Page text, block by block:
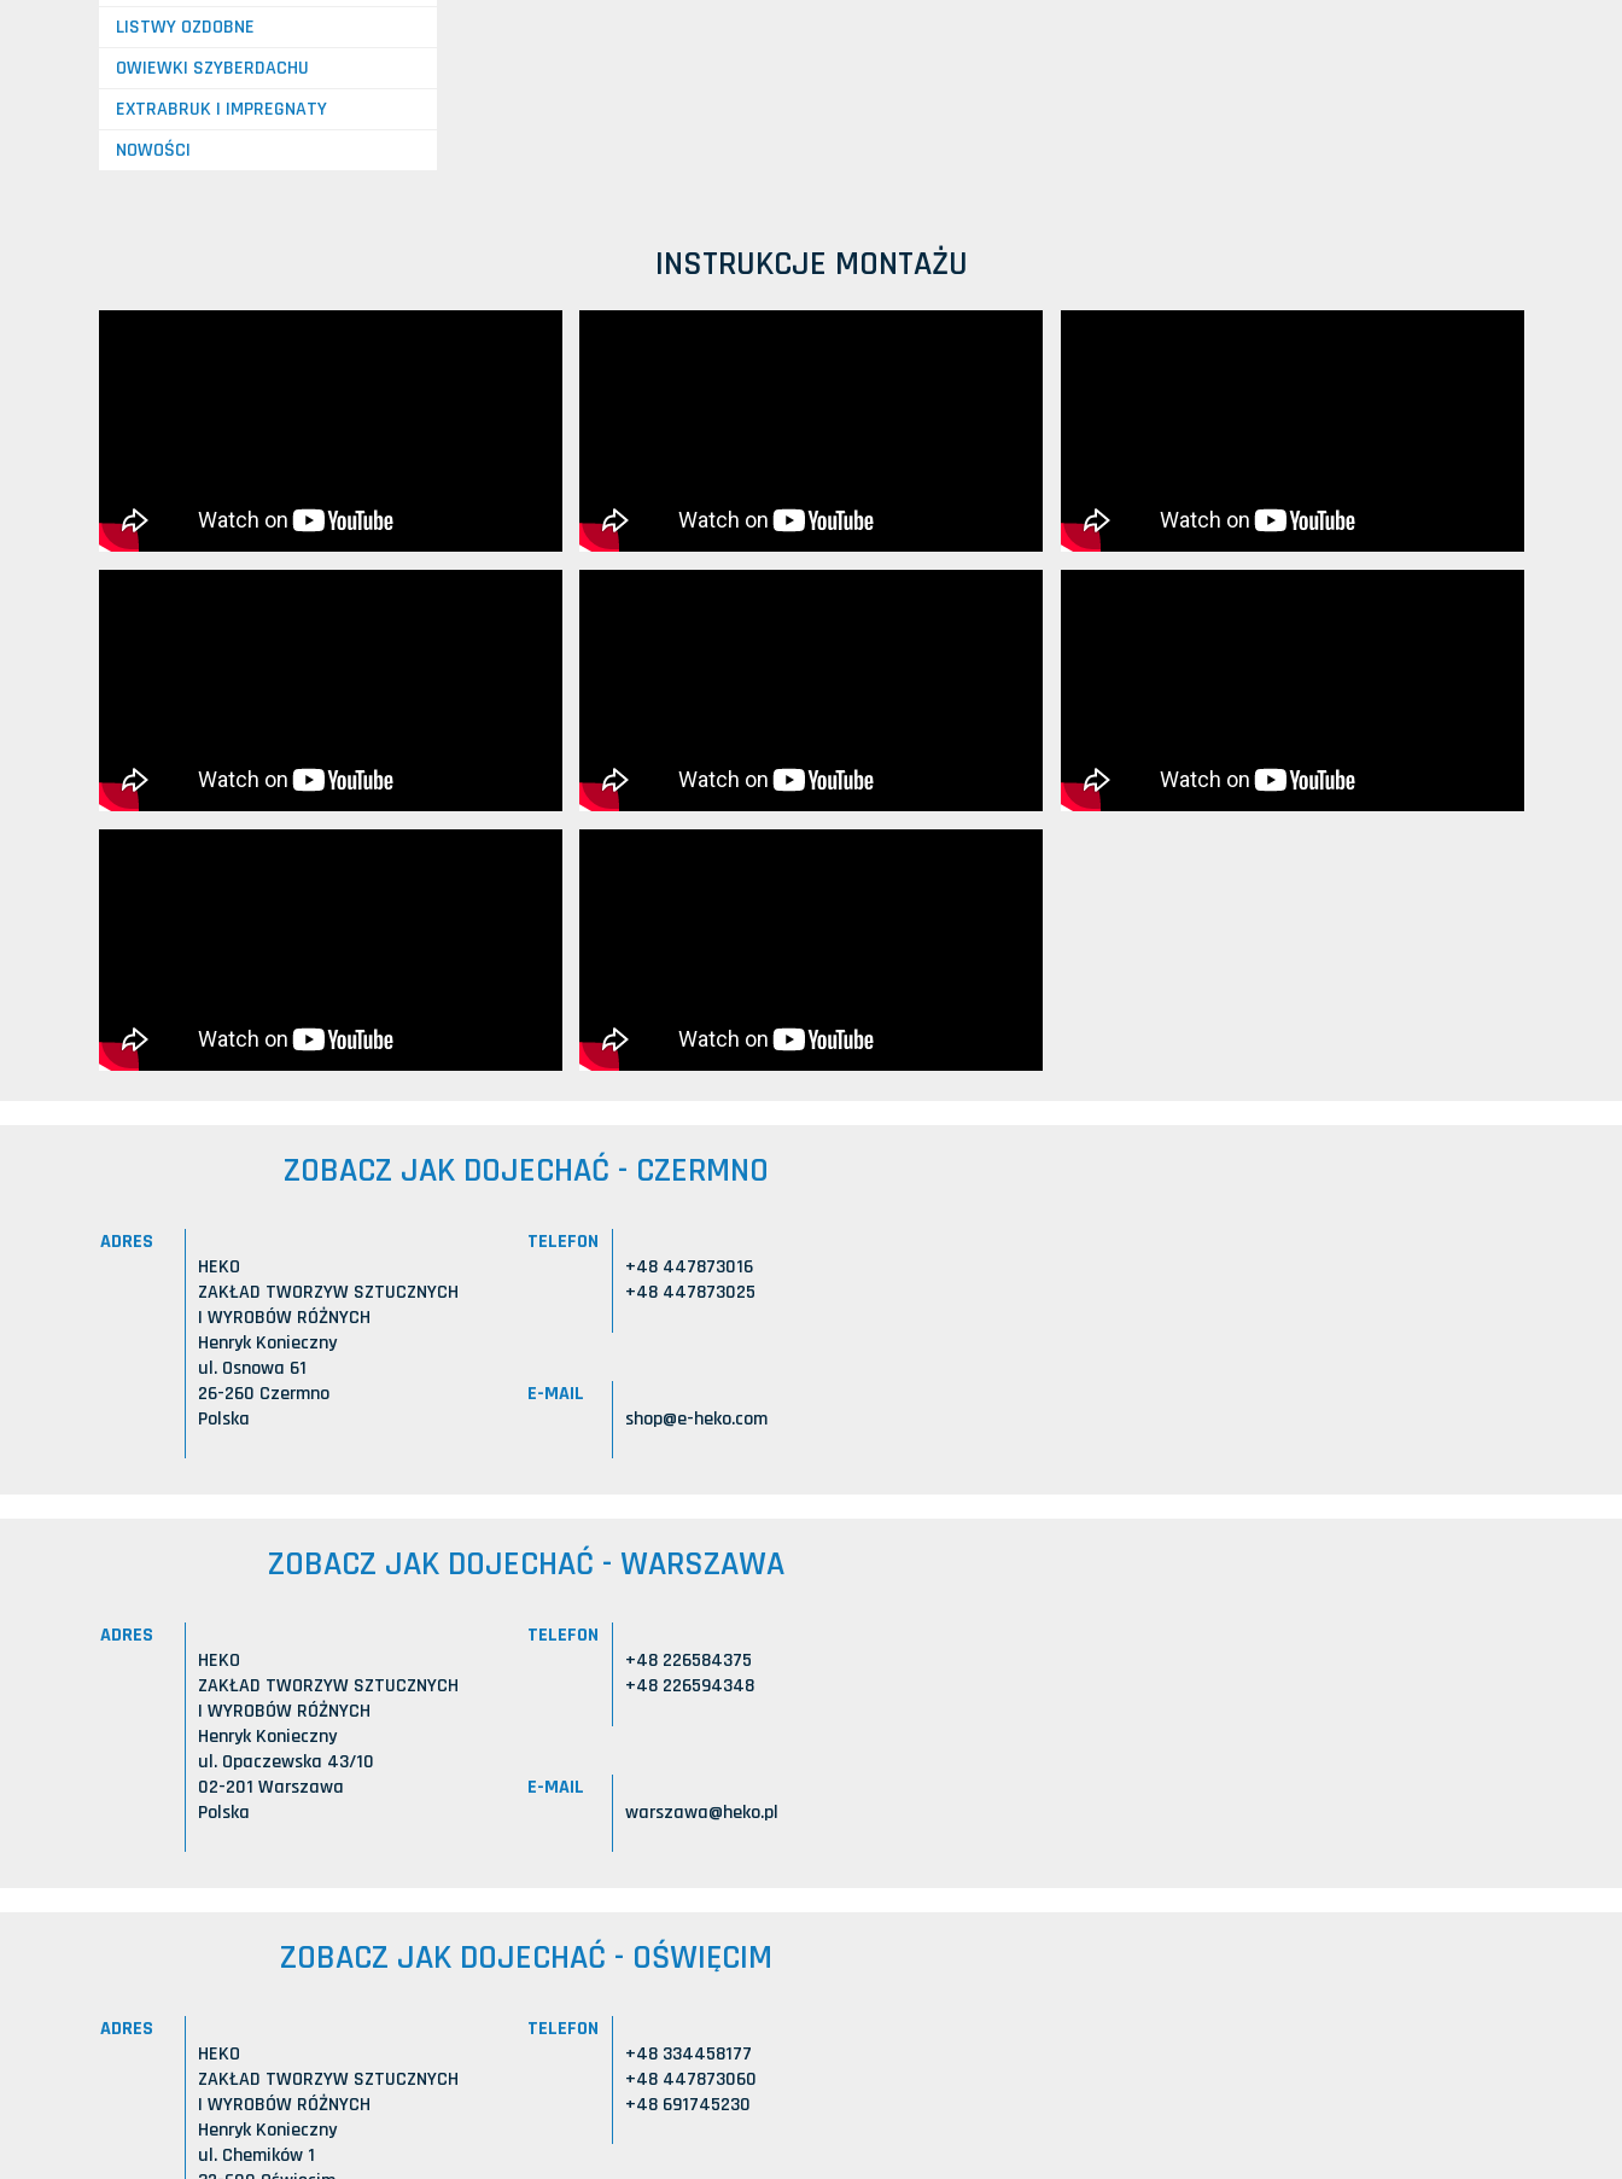
LISTWY OZDOBNE
OWIEWKI SZYBERDACHU
EXTRABRUK I IMPREGNATY
NOWOŚCI
INSTRUKCJE MONTAŻU
ZOBACZ JAK DOJECHAĆ - CZERMNO
ADRES
HEKO
ZAKŁAD TWORZYW SZTUCZNYCH
I WYROBÓW RÓŻNYCH
Henryk Konieczny
ul. Osnowa 61
26-260 Czermno
Polska
TELEFON
+48 447873016
+48 447873025
E-MAIL
shop@e-heko.com
ZOBACZ JAK DOJECHAĆ - WARSZAWA
ADRES
HEKO
ZAKŁAD TWORZYW SZTUCZNYCH
I WYROBÓW RÓŻNYCH
Henryk Konieczny
ul. Opaczewska 43/10
02-201 Warszawa
Polska
TELEFON
+48 226584375
+48 226594348
E-MAIL
warszawa@heko.pl
ZOBACZ JAK DOJECHAĆ - OŚWIĘCIM
ADRES
HEKO
ZAKŁAD TWORZYW SZTUCZNYCH
I WYROBÓW RÓŻNYCH
Henryk Konieczny
ul. Chemików 1
TELEFON
+48 334458177
+48 447873060
+48 691745230